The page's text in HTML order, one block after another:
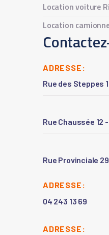
Location voiture
Location
ADRESSE:
Rue des Steppes
Rue Chaussée 12
Rue Provinciale
ADRESSE:
04 243 13 69
ADRESSE: